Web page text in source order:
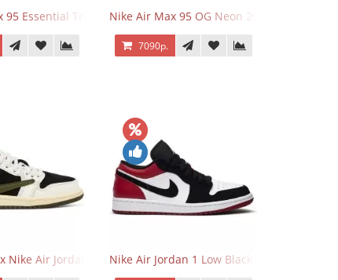
95 Essential Triple BlackNike Air Max 95 OG Neon 2025
7090р.
OG Voodoo
Nike Air Jordan 1 Retro Low OG SP Olive
Nike Air Jordan 1 Low Black Toe